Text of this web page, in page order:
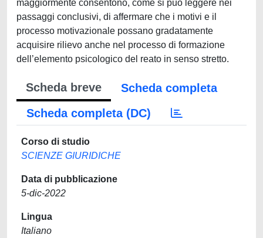
maggiormente consentono, come si può leggere nei
passaggi conclusivi, di affermare che i motivi e il
processo motivazionale possano gradatamente
acquisire rilievo anche nel processo di formazione
dell’elemento psicologico del reato in senso stretto.
Scheda breve
Scheda completa
Scheda completa (DC)
Corso di studio
SCIENZE GIURIDICHE
Data di pubblicazione
5-dic-2022
Lingua
Italiano